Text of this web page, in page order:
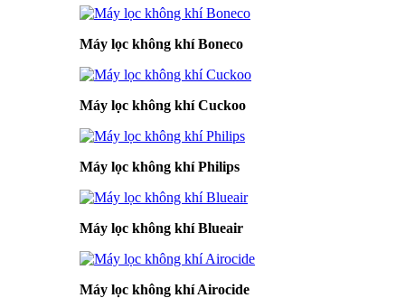
Máy lọc không khí Boneco
Máy lọc không khí Cuckoo
Máy lọc không khí Philips
Máy lọc không khí Blueair
Máy lọc không khí Airocide